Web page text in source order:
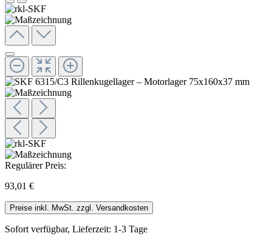
Regulärer Preis:
93,01 €
Preise inkl. MwSt. zzgl. Versandkosten
Sofort verfügbar, Lieferzeit: 1-3 Tage